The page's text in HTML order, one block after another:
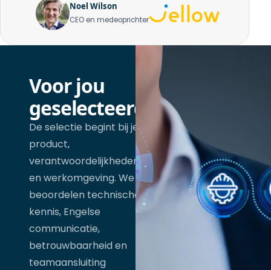
Noel Wilson
CEO en medeoprichter
Voor jou
geselecteerd
De selectie begint bij je
product,
verantwoordelijkheden
en werkomgeving. We
beoordelen technische
kennis, Engelse
communicatie,
betrouwbaarheid en
teamaansluiting